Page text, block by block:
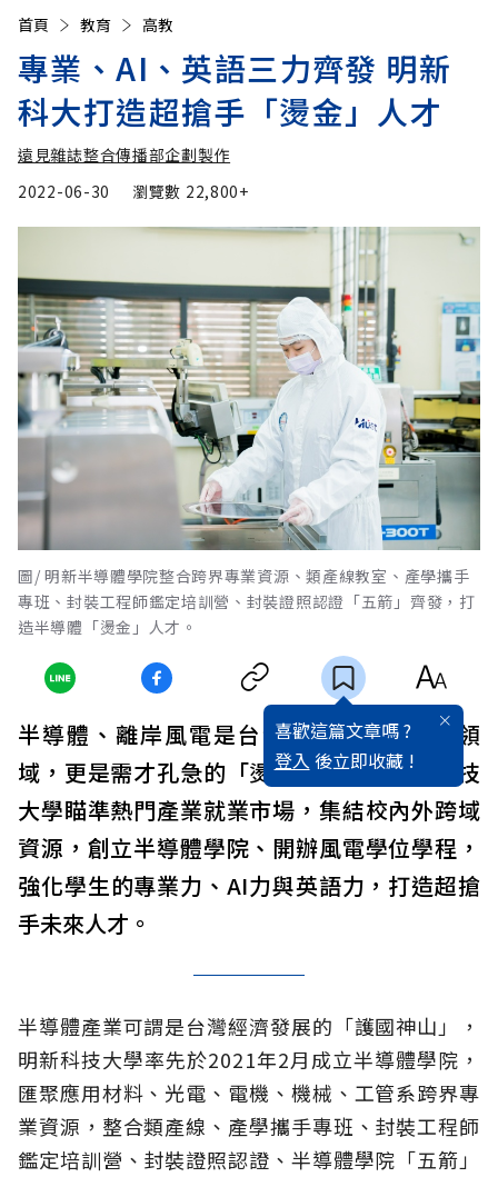
首頁 教育 高教
專業、AI、英語三力齊發 明新
科大打造超搶手「燙金」人才
遠見雜誌整合傳播部企劃製作
2022-06-30
瀏覽數 22,800+
圖/ 明新半導體學院整合跨界專業資源、類產線教室、產學攜手
專班、封裝工程師鑑定培訓營、封裝證照認證「五箭」齊發，打
造半導體「燙金」人才。
喜歡這篇文章嗎 ?
登入 後立即收藏 !
半導體、離岸風電是台灣產業發展的優勢領
域，更是需才孔急的「燙金產業」！明新科技
大學瞄準熱門產業就業市場，集結校內外跨域
資源，創立半導體學院、開辦風電學位學程，
強化學生的專業力、AI力與英語力，打造超搶
手未來人才。
半導體產業可謂是台灣經濟發展的「護國神山」，
明新科技大學率先於2021年2月成立半導體學院，
匯聚應用材料、光電、電機、機械、工管系跨界專
業資源，整合類產線、產學攜手專班、封裝工程師
鑑定培訓營、封裝證照認證、半導體學院「五箭」